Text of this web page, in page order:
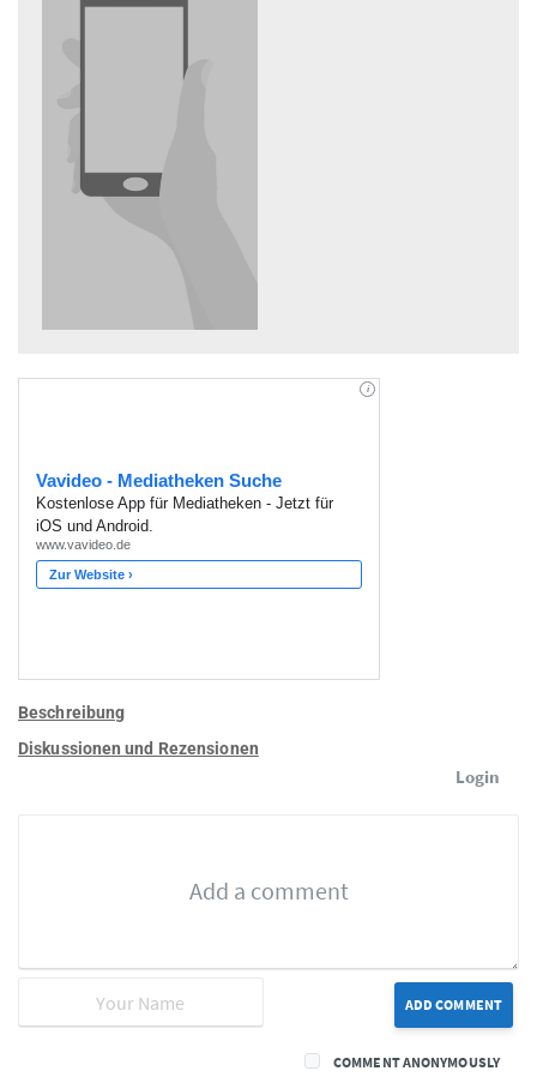
Beschreibung
Diskussionen und Rezensionen
Login
ADD COMMENT
COMMENT ANONYMOUSLY